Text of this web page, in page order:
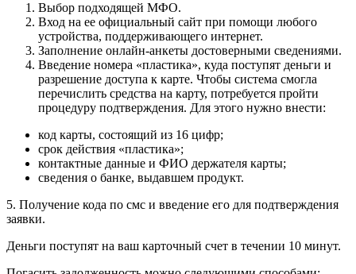
Выбор подходящей МФО.
Вход на ее официальный сайт при помощи любого
устройства, поддерживающего интернет.
Заполнение онлайн-анкеты достоверными сведениями.
Введение номера «пластика», куда поступят деньги и
разрешение доступа к карте. Чтобы система смогла
перечислить средства на карту, потребуется пройти
процедуру подтверждения. Для этого нужно внести:
код карты, состоящий из 16 цифр;
срок действия «пластика»;
контактные данные и ФИО держателя карты;
сведения о банке, выдавшем продукт.
5. Получение кода по смс и введение его для подтверждения
заявки.
Деньги поступят на ваш карточный счет в течении 10 минут.